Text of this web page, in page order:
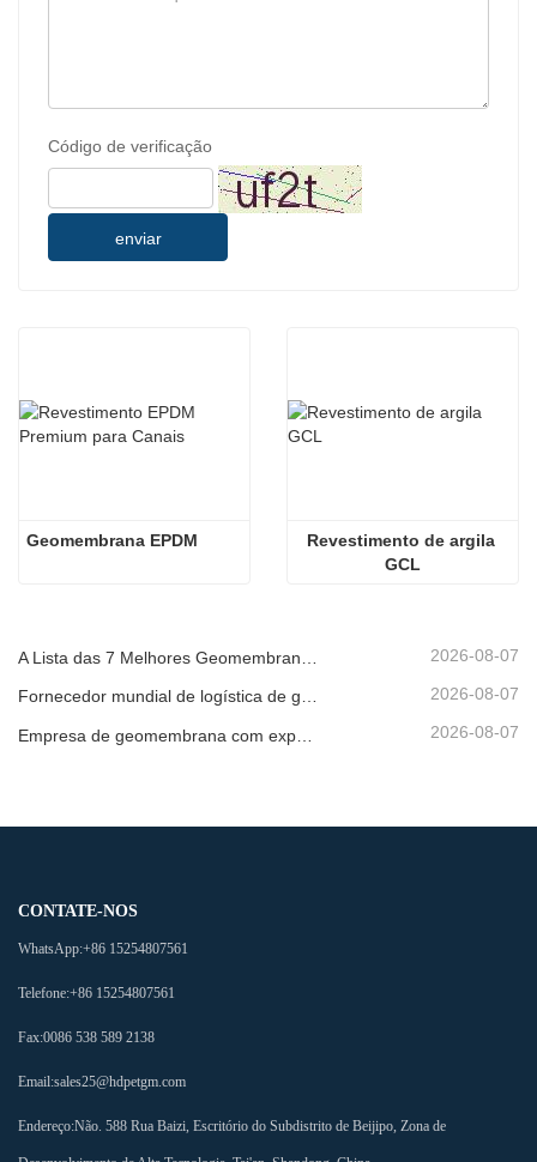
Código de verificação
enviar
Geomembrana EPDM
Revestimento de argila
GCL
2026-08-07
Fornecedor mundial de logística de geomembrana 2026-08-07
2026-08-07
CONTATE-NOS
WhatsApp:+86 15254807561
Telefone:+86 15254807561
Fax:0086 538 589 2138
Email:sales25@hdpetgm.com
Endereço:Não. 588 Rua Baizi, Escritório do Subdistrito de Beijipo, Zona de